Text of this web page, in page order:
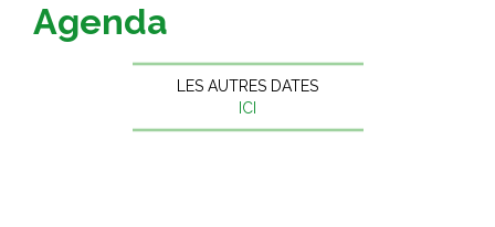
Agenda
LES AUTRES DATES
ICI